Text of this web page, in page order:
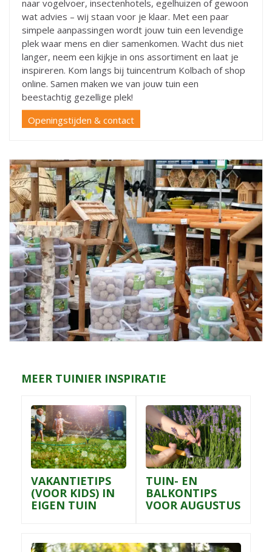
naar vogelvoer, insectenhotels, egelhuizen of gewoon
wat advies – wij staan voor je klaar. Met een paar
simpele aanpassingen wordt jouw tuin een levendige
plek waar mens en dier samenkomen. Wacht dus niet
langer, neem een kijkje in ons assortiment en laat je
inspireren. Kom langs bij tuincentrum Kolbach of shop
online. Samen maken we van jouw tuin een
beestachtig gezellige plek!
Openingstijden & contact
MEER TUINIER INSPIRATIE
VAKANTIETIPS
(VOOR KIDS) IN
EIGEN TUIN
TUIN- EN
BALKONTIPS
VOOR AUGUSTUS